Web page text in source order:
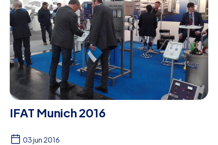
IFAT Munich 2016
03 jun 2016